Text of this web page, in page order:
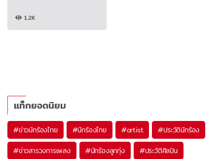
1.2K
แท็กยอดนิยม
#ข่าวนักร้องไทย #นักร้องไทย #artist #ประวัตินักร้อง
#ข่าวสารวงการเพลง #นักร้องลูกทุ่ง #ประวัติศิลปิน